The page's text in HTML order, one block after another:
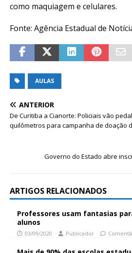
como maquiagem e celulares.
Fonte: Agência Estadual de
AULAS
ANTERIOR
De Curitiba a Cianorte: Policiais vão
quilômetros para campanha de doação
Governo do Estado abre
ARTIGOS RELACIONADOS
Professores usam fantasias
alunos
03/09/2020 Publicador